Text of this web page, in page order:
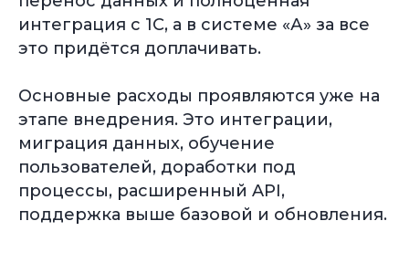
интеграция с 1С, а в системе «А» за все
это придётся доплачивать.
Основные расходы проявляются уже на
этапе внедрения. Это интеграции,
миграция данных, обучение
пользователей, доработки под
процессы, расширенный API,
поддержка выше базовой и обновления.